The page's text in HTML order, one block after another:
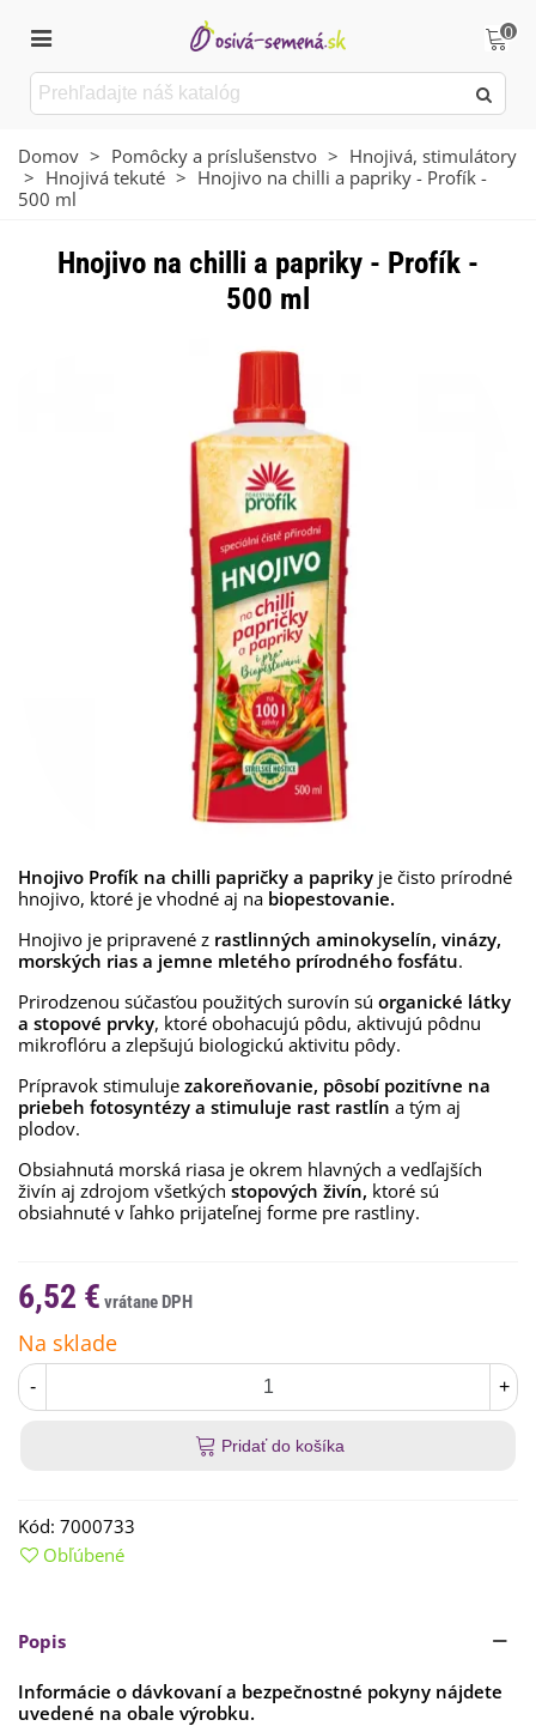
0
Domov > Pomôcky a príslušenstvo > Hnojivá, stimulátory
> Hnojivá tekuté > Hnojivo na chilli a papriky - Profík -
500 ml
Hnojivo na chilli a papriky - Profík -
500 ml
Hnojivo Profík na chilli papričky a papriky je čisto prírodné
hnojivo, ktoré je vhodné aj na biopestovanie.
Hnojivo je pripravené z rastlinných aminokyselín, vinázy,
morských rias a jemne mletého prírodného fosfátu.
Prirodzenou súčasťou použitých surovín sú organické látky
a stopové prvky, ktoré obohacujú pôdu, aktivujú pôdnu
mikroflóru a zlepšujú biologickú aktivitu pôdy.
Prípravok stimuluje zakoreňovanie, pôsobí pozitívne na
priebeh fotosyntézy a stimuluje rast rastlín a tým aj
plodov.
Obsiahnutá morská riasa je okrem hlavných a vedľajších
živín aj zdrojom všetkých stopových živín, ktoré sú
obsiahnuté v ľahko prijateľnej forme pre rastliny.
6,52 €
Na sklade
- +
Pridať do košíka
Kód: 7000733
Obľúbené
Popis
Informácie o dávkovaní a bezpečnostné pokyny nájdete
uvedené na obale výrobku.